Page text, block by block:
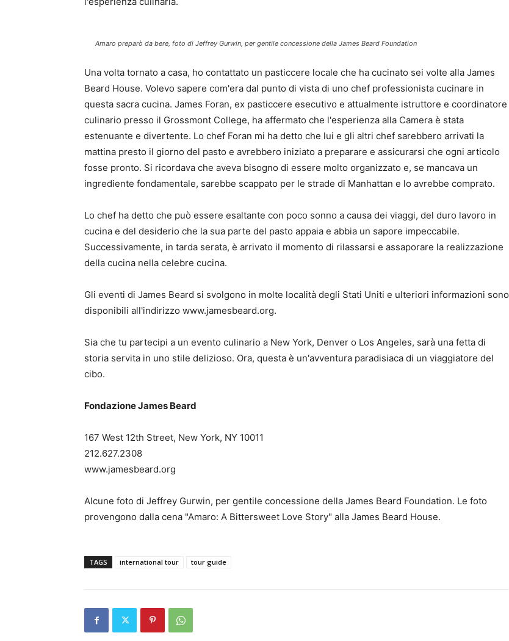
Amaro preparò da bere, foto di Jeffrey Gurwin, per gentile concessione della James Beard Foundation
Una volta tornato a casa, ho contattato un pasticcere locale che ha cucinato sei volte alla James
Beard House. Volevo sapere com'era dal punto di vista di uno chef professionista cucinare in
questa sacra cucina. James Foran, ex pasticcere esecutivo e attualmente istruttore e coordinatore
culinario presso il Grossmont College, ha affermato che l'esperienza alla Camera è stata
estenuante e divertente. Lo chef Foran mi ha detto che lui e gli altri chef sarebbero arrivati ​​la
mattina presto il giorno del pasto e avrebbero iniziato a preparare e assicurarsi che ogni articolo
fosse pronto. Si ricordava che aveva bisogno di essere molto organizzato e, se mancava un
ingrediente fondamentale, sarebbe scappato per le strade di Manhattan e lo avrebbe comprato.
Lo chef ha detto che può essere esaltante con poco sonno a causa dei viaggi, del duro lavoro in
cucina e del desiderio che la sua parte del pasto appaia e abbia un sapore impeccabile.
Successivamente, in tarda serata, è arrivato il momento di rilassarsi e assaporare la realizzazione
della cucina nella celebre cucina.
Gli eventi di James Beard si svolgono in molte località degli Stati Uniti e ulteriori informazioni sono
disponibili all'indirizzo www.jamesbeard.org.
Sia che tu partecipi a un evento culinario a New York, Denver o Los Angeles, sarà una fetta di
storia servita in uno stile delizioso. Ora, questa è un'avventura paradisiaca di un viaggiatore del
cibo.
Fondazione James Beard
167 West 12th Street, New York, NY 10011
212.627.2308
www.jamesbeard.org
Alcune foto di Jeffrey Gurwin, per gentile concessione della James Beard Foundation. Le foto
provengono dalla cena "Amaro: A Bittersweet Love Story" alla James Beard House.
TAGS international tour tour guide